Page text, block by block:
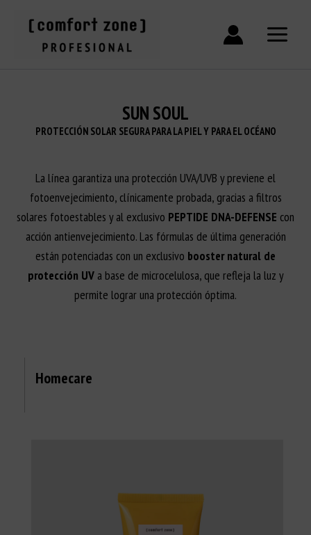
SUN SOUL
PROTECCIÓN SOLAR SEGURA PARA LA PIEL Y PARA EL OCÉANO
La línea garantiza una protección UVA/UVB y previene el
fotoenvejecimiento, clínicamente probada, gracias a filtros
solares fotoestables y al exclusivo PEPTIDE DNA-DEFENSE con
acción antienvejecimiento. Las fórmulas de última generación
están potenciadas con un exclusivo booster natural de
protección UV a base de microcelulosa, que refleja la luz y
permite lograr una protección óptima.
Homecare